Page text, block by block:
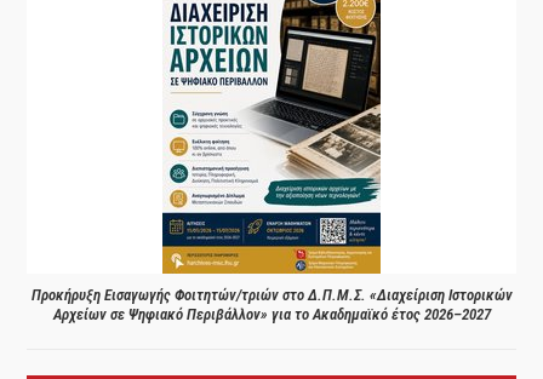
Προκήρυξη Εισαγωγής Φοιτητών/τριών στο Δ.Π.Μ.Σ. «Διαχείριση Ιστορικών
Αρχείων σε Ψηφιακό Περιβάλλον» για το Ακαδημαϊκό έτος 2026–2027